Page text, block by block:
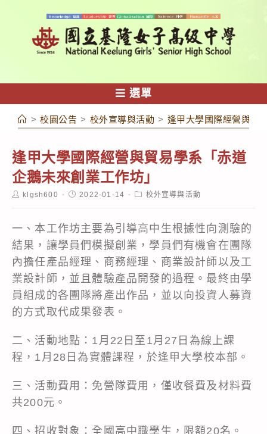
容
選單
> 校園公告 > 校外宣導與活動 > 逢甲大學國際經營與貿
逢甲大學國際經營與貿易學系「赤道
企鵝未來創業工作坊」
Postklgsh600
Post2022-01-14
Post校外宣導與活動
一、本工作坊主要為引導高中生根據性向測驗的
結果，讓學員們模擬創業，學員們有機會在團隊
內擔任產品經理、商務經理、商業設計師以及工
業設計師，並且體驗產品開發的過程。最終由學
員組成的各團隊將產出作品，並以向投資人募資
的方式取代成果發表。
二、活動地點：1月22日至1月27日為線上課
程，1月28日為實體課程，於逢甲大學校本部。
三、活動費用：免營隊費用，僅收餐費及材料費
共200元。
四、招收對象：全國高中職學生，限額20名。